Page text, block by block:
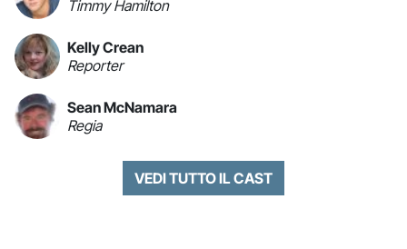
Timmy Hamilton
Kelly Crean
Reporter
Sean McNamara
Regia
VEDI TUTTO IL CAST